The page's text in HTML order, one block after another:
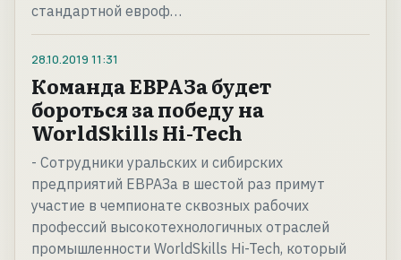
стандартной евроф…
28.10.2019 11:31
Команда ЕВРАЗа будет
бороться за победу на
WorldSkills Hi-Tech
- Сотрудники уральских и сибирских
предприятий ЕВРАЗа в шестой раз примут
участие в чемпионате сквозных рабочих
профессий высокотехнологичных отраслей
промышленности WorldSkills Hi-Tech, который